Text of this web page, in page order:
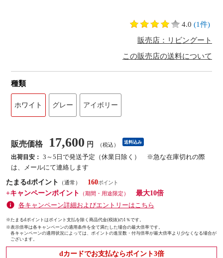
4.0 (1件)
販売店：リビングート
この販売店の送料について
種類
ホワイト グレー アイボリー
販売価格 17,600 円 （税込） 送料込み
出荷目安： 3～5日で発送予定（休業日除く） ※急な在庫切れの際
は、メールにて連絡します
たまるdポイント
（通常）
160
+キャンペーンポイント
（期間・用途限定）
最大10倍
各キャンペーン詳細およびエントリーはこちら
※たまるdポイントはポイント支払を除く商品代金(税抜)の1％です。
※表示倍率は各キャンペーンの適用条件を全て満たした場合の最大倍率です。
各キャンペーンの適用状況によっては、ポイントの進呈数・付与倍率が最大倍率より少なくなる場合が
ございます。
dカードでお支払ならポイント3倍